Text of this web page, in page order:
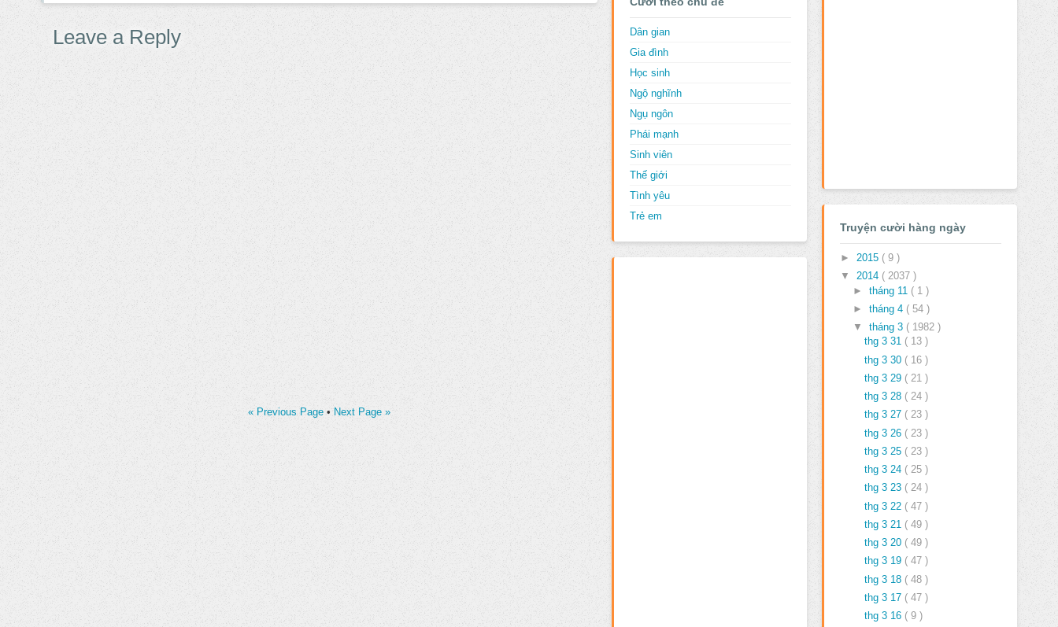
Leave a Reply
« Previous Page • Next Page »
Dân gian
Gia đình
Học sinh
Ngộ nghĩnh
Ngụ ngôn
Phái mạnh
Sinh viên
Thế giới
Tình yêu
Trẻ em
Truyện cười hàng ngày
► 2015 ( 9 )
▼ 2014 ( 2037 )
► tháng 11 ( 1 )
► tháng 4 ( 54 )
▼ tháng 3 ( 1982 )
thg 3 31 ( 13 )
thg 3 30 ( 16 )
thg 3 29 ( 21 )
thg 3 28 ( 24 )
thg 3 27 ( 23 )
thg 3 26 ( 23 )
thg 3 25 ( 23 )
thg 3 24 ( 25 )
thg 3 23 ( 24 )
thg 3 22 ( 47 )
thg 3 21 ( 49 )
thg 3 20 ( 49 )
thg 3 19 ( 47 )
thg 3 18 ( 48 )
thg 3 17 ( 47 )
thg 3 16 ( 9 )